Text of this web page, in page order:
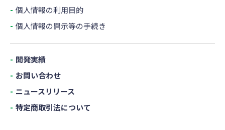
個人情報の利用目的
個人情報の開示等の手続き
開発実績
お問い合わせ
ニュースリリース
特定商取引法について